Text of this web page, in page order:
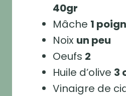
40gr
Mâche 1
Noix un peu
Oeufs 2
Huile d’olive 3
Vinaigre de